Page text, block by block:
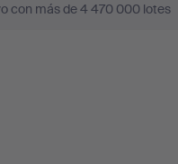
con más de 4 470 000 lotes